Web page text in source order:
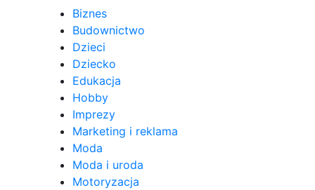
Biznes
Budownictwo
Dzieci
Dziecko
Edukacja
Hobby
Imprezy
Marketing i reklama
Moda
Moda i uroda
Motoryzacja